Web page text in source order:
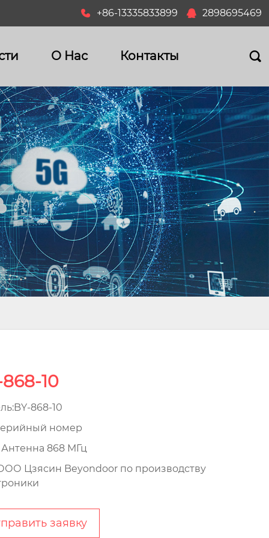
 +86-13335833899  2898695469
О Hас Контакты 
868-10
868-10
номер
Антенна 868 МГц
Цзясин Beyondoor по производству
заявку